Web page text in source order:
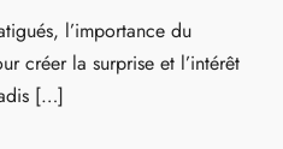
l’importance du
créer la surprise et l’intérêt
[…]